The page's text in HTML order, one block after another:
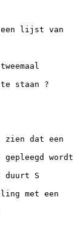
een lijst van
staan ?
zien dat een
wordt
duurt S
met een